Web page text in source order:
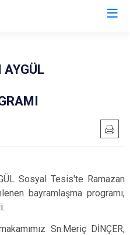
Uğurludağ
Sosyal Tesis'te Ramazan
bayramlaşma programı,
Sn.Meriç DİNÇER,